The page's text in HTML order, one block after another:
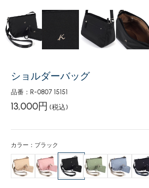
ショルダーバッグ
品番：R-0807 15151
13,000円 (税込)
カラー：ブラック